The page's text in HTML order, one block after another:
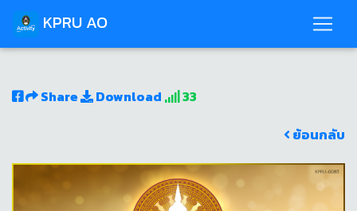
KPRU AO
Share Download
33
ย้อนกลับ